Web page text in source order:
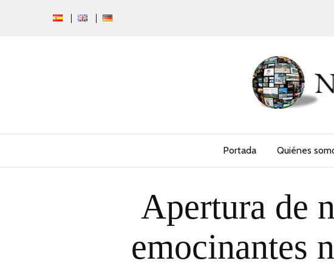
Portada Quiénes
Apertura de
emocinantes